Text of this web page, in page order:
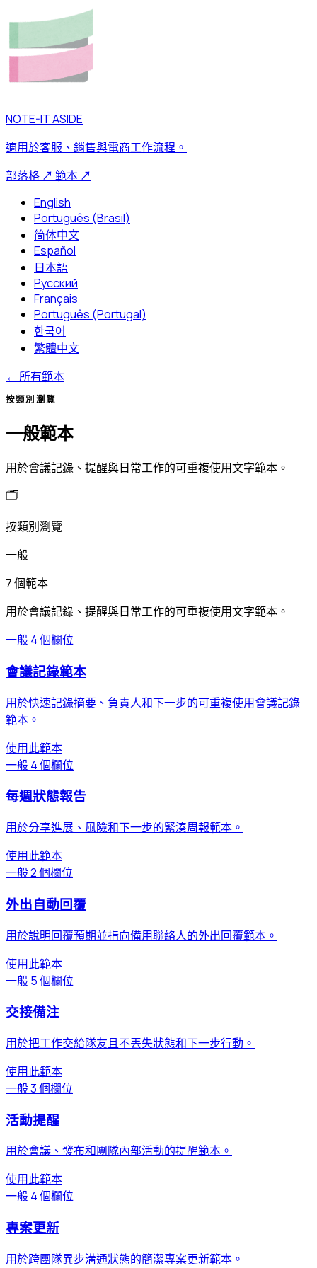
NOTE-IT ASIDE
適用於客服、銷售與電商工作流程。
部落格 ↗ 範本 ↗
English
Português (Brasil)
简体中文
Español
日本語
Русский
Français
Português (Portugal)
한국어
繁體中文
← 所有範本
按類別瀏覽
一般範本
用於會議記錄、提醒與日常工作的可重複使用文字範本。
🗂️
按類別瀏覽
一般
7 個範本
用於會議記錄、提醒與日常工作的可重複使用文字範本。
一般4 個欄位
會議記錄範本
用於快速記錄摘要、負責人和下一步的可重複使用會議記錄
範本。
使用此範本
一般4 個欄位
每週狀態報告
用於分享進展、風險和下一步的緊湊周報範本。
使用此範本
一般2 個欄位
外出自動回覆
用於說明回覆預期並指向備用聯絡人的外出回覆範本。
使用此範本
一般5 個欄位
交接備注
用於把工作交給隊友且不丟失狀態和下一步行動。
使用此範本
一般3 個欄位
活動提醒
用於會議、發布和團隊內部活動的提醒範本。
使用此範本
一般4 個欄位
專案更新
用於跨團隊異步溝通狀態的簡潔專案更新範本。